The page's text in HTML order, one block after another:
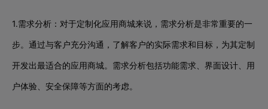
1.需求分析：对于定制化应用商城来说，需求分析是非常重要的一
步。通过与客户充分沟通，了解客户的实际需求和目标，为其定制
开发出最适合的应用商城。需求分析包括功能需求、界面设计、用
户体验、安全保障等方面的考虑。